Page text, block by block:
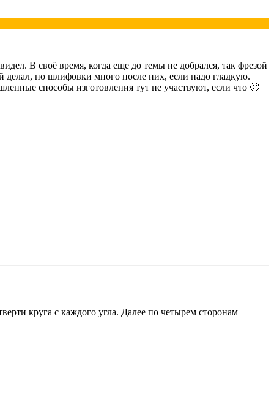
В своё время, когда еще до темы не добрался, так фрезой
но шлифовки много после них, если надо гладкую.
способы изготовления тут не участвуют, если что 🙂
круга с каждого угла. Далее по четырем сторонам